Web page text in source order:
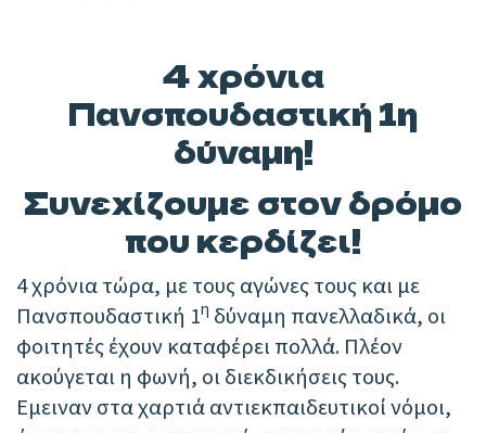
4 χρόνια
Πανσπουδαστική 1η
δύναμη!
Συνεχίζουμε στον δρόμο
που κερδίζει!
4 χρόνια τώρα, με τους αγώνες τους και με
Πανσπουδαστική 1η δύναμη πανελλαδικά, οι
φοιτητές έχουν καταφέρει πολλά. Πλέον
ακούγεται η φωνή, οι διεκδικήσεις τους.
Εμειναν στα χαρτιά αντιεκπαιδευτικοί νόμοι,